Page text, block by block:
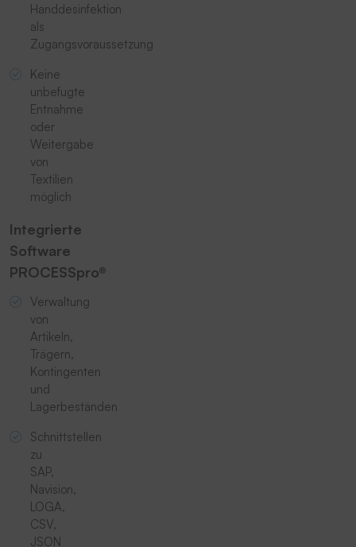
Handdesinfektion
als
Zugangsvoraussetzung
Keine
unbefugte
Entnahme
oder
Weitergabe
von
Textilien
möglich
Integrierte
Software
PROCESSpro®
Verwaltung
von
Artikeln,
Trägern,
Kontingenten
und
Lagerbeständen
Schnittstellen
zu
SAP,
Navision,
LOGA,
CSV,
JSON